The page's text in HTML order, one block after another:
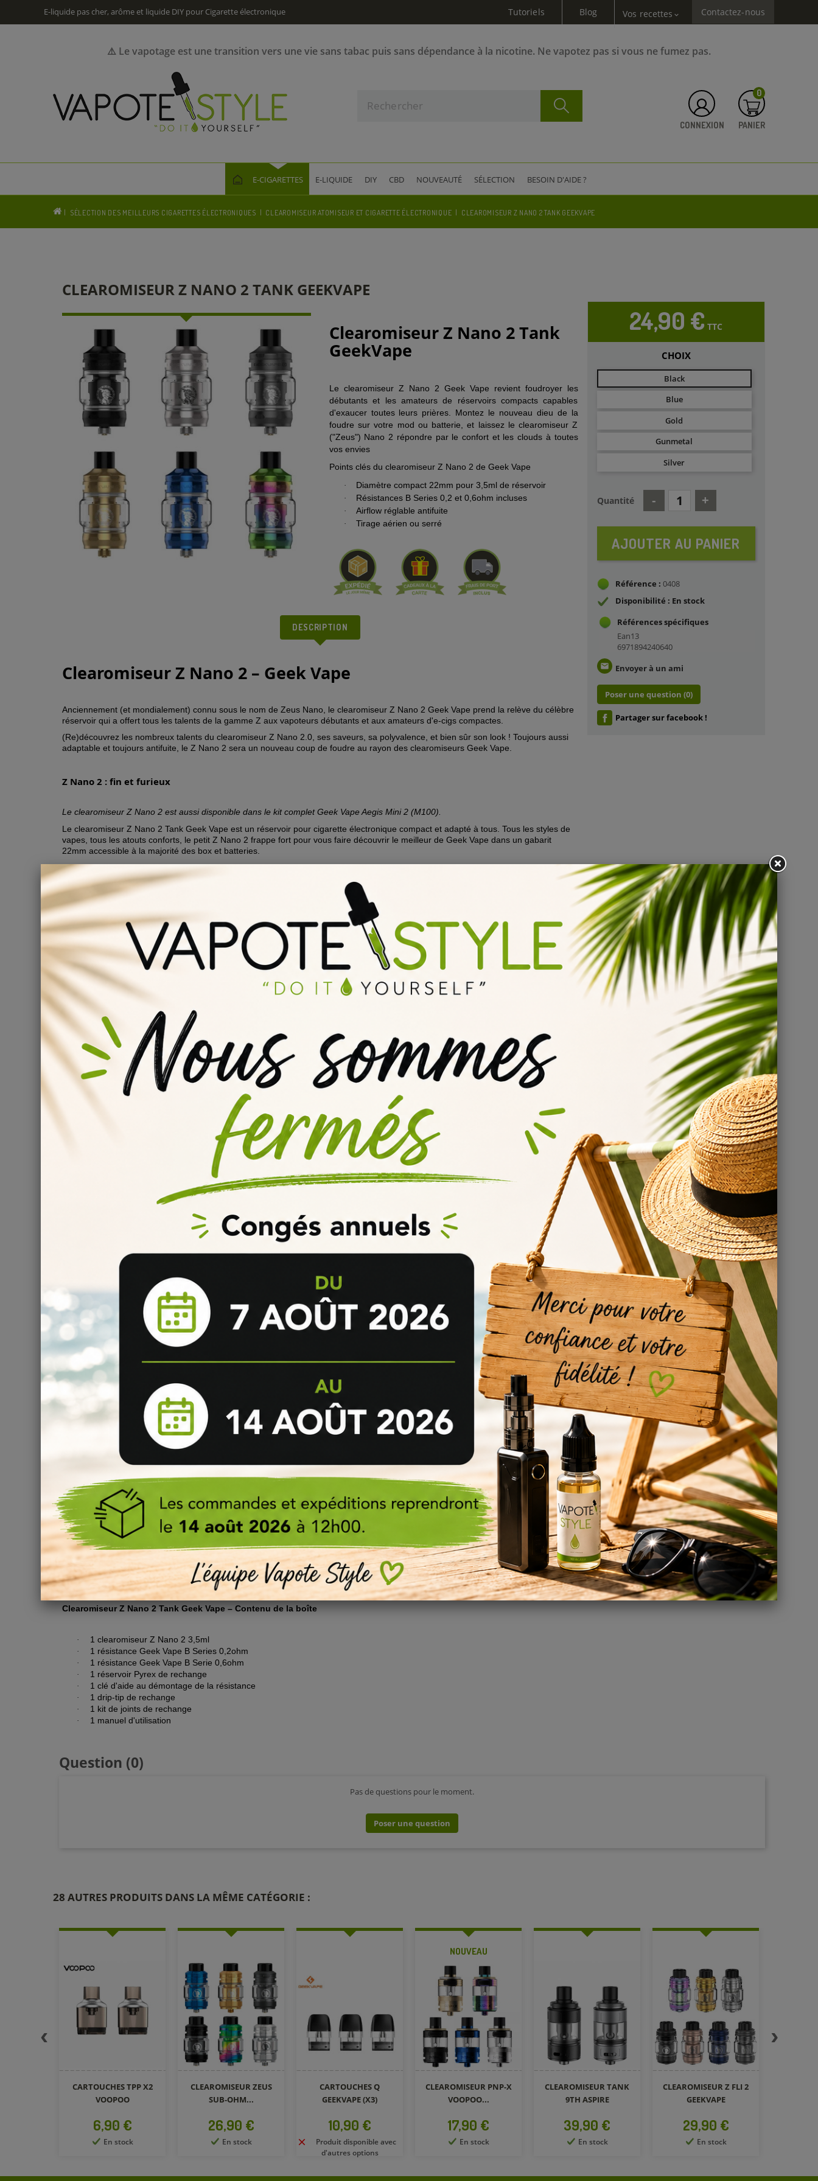
E-liquide pas cher, arôme et liquide DIY pour Cigarette électronique Tutoriels Blog Vos recettes expand_more Contactez-nous
⚠️ Le vapotage est une transition vers une vie sans tabac puis sans dépendance à la nicotine. Ne vapotez pas si vous ne fumez pas.
CONNEXION PANIER
0
E-CIGARETTES E-LIQUIDE DIY CBD NOUVEAUTÉ SÉLECTION BESOIN D'AIDE ?
SÉLECTION DES MEILLEURS CIGARETTES ÉLECTRONIQUES CLEAROMISEUR ATOMISEUR ET CIGARETTE ÉLECTRONIQUE CLEAROMISEUR Z NANO 2 TANK GEEKVAPE
CLEAROMISEUR Z NANO 2 TANK GEEKVAPE
Clearomiseur Z Nano 2 Tank
GeekVape
Le clearomiseur Z Nano 2 Geek Vape revient foudroyer les
débutants et les amateurs de réservoirs compacts capables
d'exaucer toutes leurs prières. Montez le nouveau dieu de la
foudre sur votre mod ou batterie, et laissez le clearomiseur Z
("Zeus") Nano 2 répondre par le confort et les clouds à toutes
vos envies
Points clés du clearomiseur Z Nano 2 de Geek Vape
· Diamètre compact 22mm pour 3,5ml de réservoir
· Résistances B Series 0,2 et 0,6ohm incluses
· Airflow réglable antifuite
· Tirage aérien ou serré
DESCRIPTION
Clearomiseur Z Nano 2 – Geek Vape
Anciennement (et mondialement) connu sous le nom de Zeus Nano, le clearomiseur Z Nano 2 Geek Vape prend la relève du célèbre
réservoir qui a offert tous les talents de la gamme Z aux vapoteurs débutants et aux amateurs d'e-cigs compactes.
(Re)découvrez les nombreux talents du clearomiseur Z Nano 2.0, ses saveurs, sa polyvalence, et bien sûr son look ! Toujours aussi
adaptable et toujours antifuite, le Z Nano 2 sera un nouveau coup de foudre au rayon des clearomiseurs Geek Vape.
Z Nano 2 : fin et furieux
Le clearomiseur Z Nano 2 est aussi disponible dans le kit complet Geek Vape Aegis Mini 2 (M100).
Le clearomiseur Z Nano 2 Tank Geek Vape est un réservoir pour cigarette électronique compact et adapté à tous. Tous les styles de
vapes, tous les atouts conforts, le petit Z Nano 2 frappe fort pour vous faire découvrir le meilleur de Geek Vape dans un gabarit
22mm accessible à la majorité des box et batteries.
Débutants ou vapoteurs avancés, la foudre du clearomiseur Z Nano 2 compte bien vous frapper de nouveau !
Nouveau logo !
Véritable éclair de génie en matière de design, le clearomiseur Geek Vape Z Nano 2 reste à l'effigie du roi de l'Olympe et change son
logo pour un nouveau style encore plus percutant. Aiguisé, élégant et 100% acier, le Z Nano 2.0 et bien loin de ressembler à tous les
autres clearomiseurs pour débutants !
Z Nano 2 : grand réservoir antifuite
Grâce à son réservoir type Bulb de 3,5ml et à sa prise d'air placée au sommet, le Z Nano 2 de Geek Vape est comme toujours un
clearomiseur qui ne fuit pas et qui ne craint pas non plus les longues sessions de vape loin de votre flacon.
Épargnez-vous le stress de la panne sèche et le supplice des doigts trempés avec ce clearomiseur Z Nano 2 Tank aux atouts
"confort" complets !
Résistances B Series Geek Vape : sensations de A à Z
Vous avez prié pour pouvoir enfin accéder à tous les styles de vapes avec un seul réservoir compact, et le clearomiseur Z Nano 2
22mm a répondu "No problemo" ! Compatible avec toutes les résistances Geek Vape B Series, votre Z Nano Tank aura accès à un
grand choix de modèles aux puissances et aux rendus variés.
Résistances incluses avec le clearomiseur Z Nano 2 Geek Vape:
Passez votre clearomiseur Z Nano 2 en mode "grosse vapeur" avec cette puissante résistance subohm en Mesh utilisable de 50 à
58W ! Vous profiterez d'un tirage DL très aérien et d'une production de vapeur maximale.
Résistance B Series 0,6ohm ;
Utilisable de 15 à 25W seulement, cette résistance très polyvalente vous permettra aussi bien de profiter de gros nuages que de fines
bouffées plus serrées avec votre Z Nano 2 Tank.
: pour une vape serrée plus réaliste et compatible avec les forts taux de nicotine ou les e-liquides CBD, choisissez la version
B Series 1,2ohm.
Airflow Z Nano 2 : antifuite, et ajustable
Non seulement antifuite, le top-airflow du clearomiseur Z Nano 2 22mm est aussi ajustable pour vous permettre de mieux profiter de
sa polyvalence. Resserrez le tirage pour un hit plus chaud et plus intense en saveurs, ou ouvrez les vannes pour découvrir tout le
potentiel de votre Z Nano 2 en mode "machine à vapeur compacte" !
Comment remplir le clearomiseur Z Nano 2 ?
Pour remplir votre réservoir, dévissez simplement le sommet du clearomiseur Z Nano 2 3,5ml pour accéder aux deux trous de
remplissage.
Comment changer la résistance du Z Nano 2 Geek Vape ?
Votre Z Nano 2 a un drôle de goût brûlé ? Vous avez hâte d'essayer un autre modèle de résistance B Series ? Dans les deux cas, il
vous faudra changer la résistance de votre clearomiseur Z Nano 2 vite fait, bien fait, et en deux coups de cuillère à pot.
Pour remplacer la résistance du Z Nano 2 Tank :
1.
Dévissez la base du clearomiseur Z Nano 2 ;
2. Tirez simplement la résistance usée hors du réservoir (utilisez au besoin la clé incluse pour faire levier) ;
3. Enfoncez une résistance B Series neuve dans le réservoir ;
4.
Remontez et remplissez le réservoir, puis patientez 10 minutes afin que la résistance s'imprègne correctement d'e-liquide.
Conseil : pour une utilisation optimale de votre clearomiseur Z Nano 2, utilisez des e-liquides au taux de PG/VG compris entre 50/50
et 30/70.
Clearomiseur Z Nano 2 Tank Geek Vape – Contenu de la boîte
· 1 clearomiseur Z Nano 2 3,5ml
· 1 résistance Geek Vape B Series 0,2ohm
· 1 résistance Geek Vape B Serie 0,6ohm
· 1 réservoir Pyrex de rechange
· 1 clé d'aide au démontage de la résistance
· 1 drip-tip de rechange
· 1 kit de joints de rechange
· 1 manuel d'utilisation
24,90 € TTC
CHOIX
Black
Blue
Gold
Gunmetal
Silver
Quantité
AJOUTER AU PANIER
Référence : 0408
Disponibilité : En stock
Références spécifiques
Ean13
6971894240640
email Envoyer à un ami
Poser une question (0)
Partager sur facebook !
Question (0)
Pas de questions pour le moment.
Poser une question
28 AUTRES PRODUITS DANS LA MÊME CATÉGORIE :
CLEAROMISEUR ZEUS
SUB-OHM...
Prix
26,90 €
En stock
CARTOUCHES Q
GEEKVAPE (X3)
Prix
10,90 €
Produit disponible avec
CLEAROMISEUR PNP-X
VOOPOO...
Prix
17,90 €
En stock
CLEAROMISEUR TANK
9TH ASPIRE
Prix
39,90 €
En stock
CLEAROMISEUR Z FLI 2
GEEKVAPE
Prix
29,90 €
En stock
CLEAROMISEUR MELO
6 ELEAF
Prix
24,90 €
En stock